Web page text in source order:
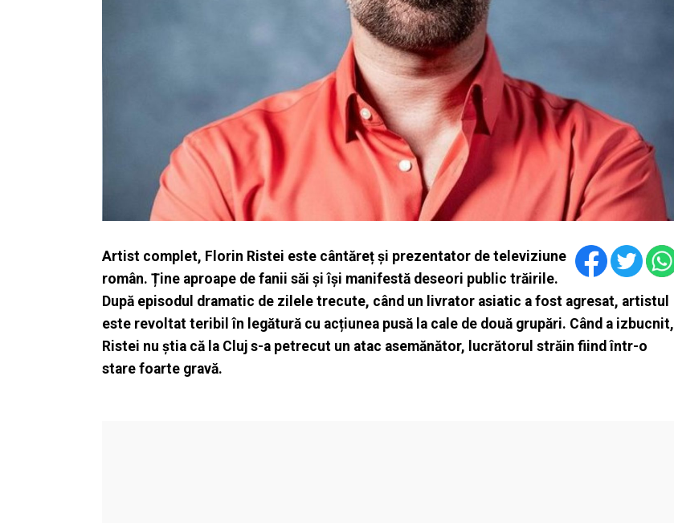
Artist complet, Florin Ristei este cântăreț și prezentator de televiziune
român. Ține aproape de fanii săi și își manifestă deseori public trăirile.
După episodul dramatic de zilele trecute, când un livrator asiatic a fost agresat, artistul
este revoltat teribil în legătură cu acțiunea pusă la cale de două grupări. Când a izbucnit,
Ristei nu știa că la Cluj s-a petrecut un atac asemănător, lucrătorul străin fiind într-o
stare foarte gravă.